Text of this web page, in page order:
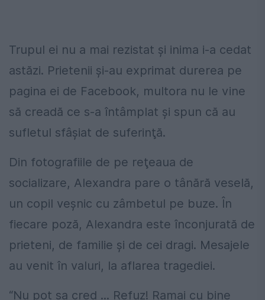
Trupul ei nu a mai rezistat şi inima i-a cedat
astăzi. Prietenii şi-au exprimat durerea pe
pagina ei de Facebook, multora nu le vine
să creadă ce s-a întâmplat şi spun că au
sufletul sfâşiat de suferinţă.
Din fotografiile de pe reţeaua de
socializare, Alexandra pare o tânără veselă,
un copil veşnic cu zâmbetul pe buze. În
fiecare poză, Alexandra este înconjurată de
prieteni, de familie şi de cei dragi. Mesajele
au venit în valuri, la aflarea tragediei.
“Nu pot sa cred ... Refuz! Ramai cu bine